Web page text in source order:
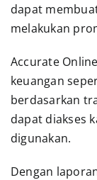
dapat
melakukan
Accurate
keuangan
berdasarkan
dapat diakses
digunakan.
Dengan